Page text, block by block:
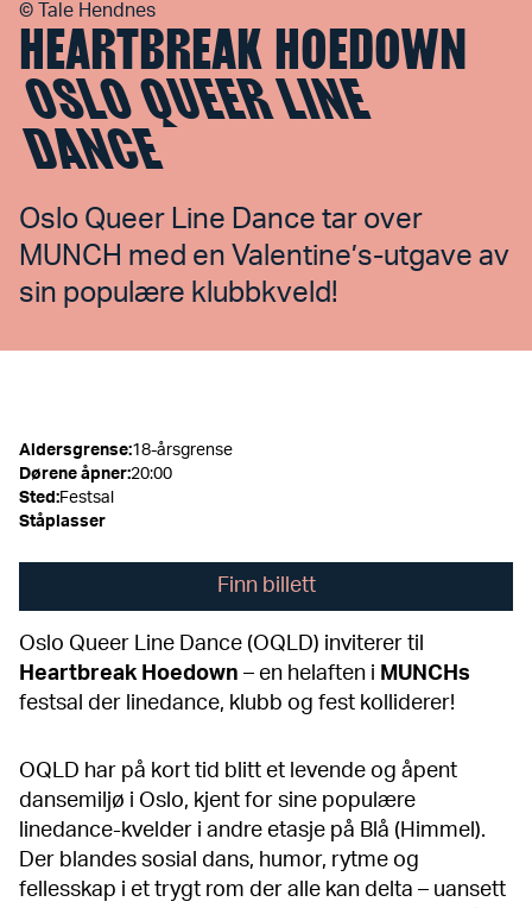
HEARTBREAK HOEDOWN
OSLO QUEER LINE
DANCE
Oslo Queer Line Dance tar over
MUNCH med en Valentine’s-utgave av
sin populære klubbkveld!
© Tale Hendnes
Aldersgrense:18-årsgrense
Dørene åpner:20:00
Sted :Festsal
Ståplasser
Finn billett
Oslo Queer Line Dance (OQLD) inviterer til
Heartbreak Hoedown – en helaften i MUNCHs
festsal der linedance, klubb og fest kolliderer!
OQLD har på kort tid blitt et levende og åpent
dansemiljø i Oslo, kjent for sine populære
linedance-kvelder i andre etasje på Blå (Himmel).
Der blandes sosial dans, humor, rytme og
fellesskap i et trygt rom der alle kan delta – uansett